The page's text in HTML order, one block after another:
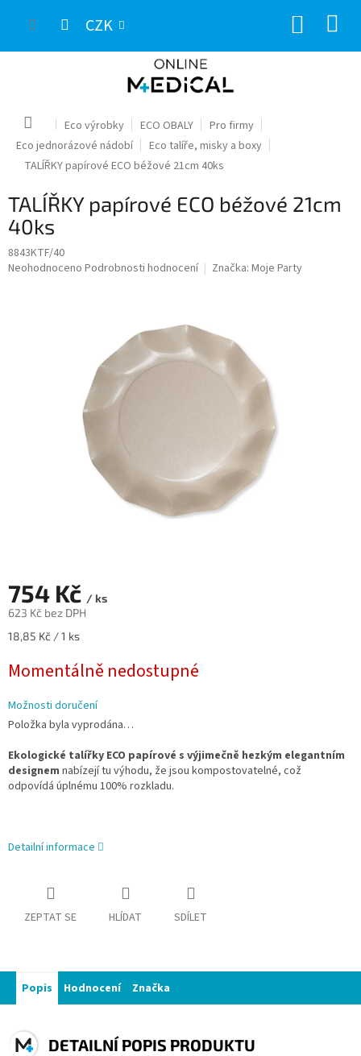
CZK
Domů Eco výrobky ECO OBALY
Pro firmy
Eco jednorázové nádobí
Eco talíře, misky a boxy
TALÍŘKY papírové ECO béžové 21cm 40ks
TALÍŘKY papírové ECO béžové 21cm
40ks
8843KTF/40
Průměrné
Neohodnoceno Podrobnosti hodnocení Značka: Moje Party
754 Kč / ks
623 Kč bez DPH
Měrná
18,85 Kč / 1 ks
Momentálně nedostupné
Možnosti doručení
Položka byla vyprodána…
Ekologické talířky ECO papírové s výjimečně hezkým elegantním
designem nabízejí tu výhodu, že jsou kompostovatelné, což
odpovídá úplnému 100% rozkladu.
Detailní informace
ZEPTAT SE HLÍDAT SDÍLET
Popis Hodnocení Značka
DETAILNÍ POPIS PRODUKTU